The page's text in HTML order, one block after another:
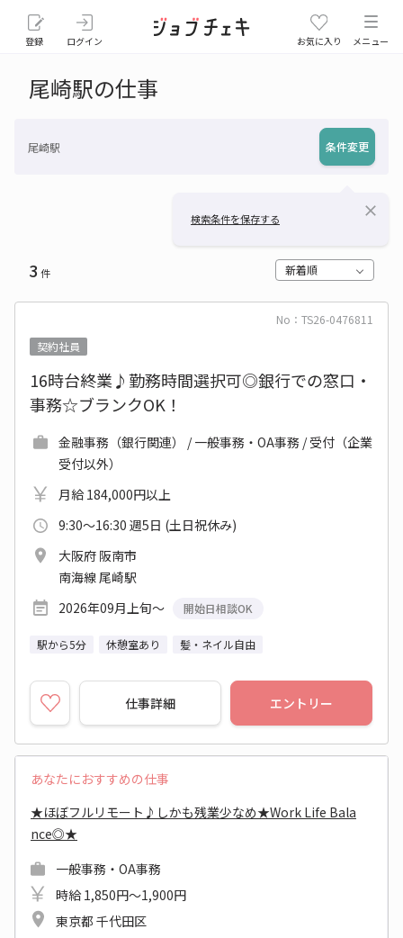
登録 ログイン お気に入り メニュー
尾崎駅の仕事
尾崎駅 条件変更
検索条件を保存する close
3 件 新着順
No：TS26-0476811
契約社員
16時台終業♪勤務時間選択可◎銀行での窓口・
事務☆ブランクOK！
金融事務（銀行関連） / 一般事務・OA事務 / 受付（企業
受付以外）
月給 184,000円以上
9:30～16:30 週5日 (土日祝休み)
大阪府 阪南市
南海線 尾崎駅
2026年09月上旬～
開始日相談OK
駅から5分 休憩室あり 髪・ネイル自由
仕事詳細 エントリー
あなたにおすすめの仕事
★ほぼフルリモート♪しかも残業少なめ★Work Life Bala
nce◎★
一般事務・OA事務
時給 1,850円～1,900円
東京都 千代田区